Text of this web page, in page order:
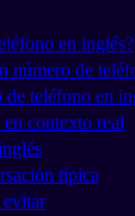
en inglés?
número de
teléfono en
contexto real
típica
evitar